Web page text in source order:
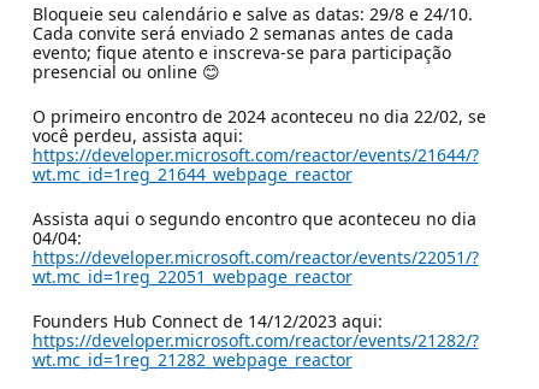
Bloqueie seu calendário e salve as datas: 29/8 e 24/10.
Cada convite será enviado 2 semanas antes de cada
evento; fique atento e inscreva-se para participação
presencial ou online 😊
O primeiro encontro de 2024 aconteceu no dia 22/02, se
você perdeu, assista aqui:
https://developer.microsoft.com/reactor/events/21644/?
wt.mc_id=1reg_21644_webpage_reactor
Assista aqui o segundo encontro que aconteceu no dia
04/04:
https://developer.microsoft.com/reactor/events/22051/?
wt.mc_id=1reg_22051_webpage_reactor
Founders Hub Connect de 14/12/2023 aqui:
https://developer.microsoft.com/reactor/events/21282/?
wt.mc_id=1reg_21282_webpage_reactor